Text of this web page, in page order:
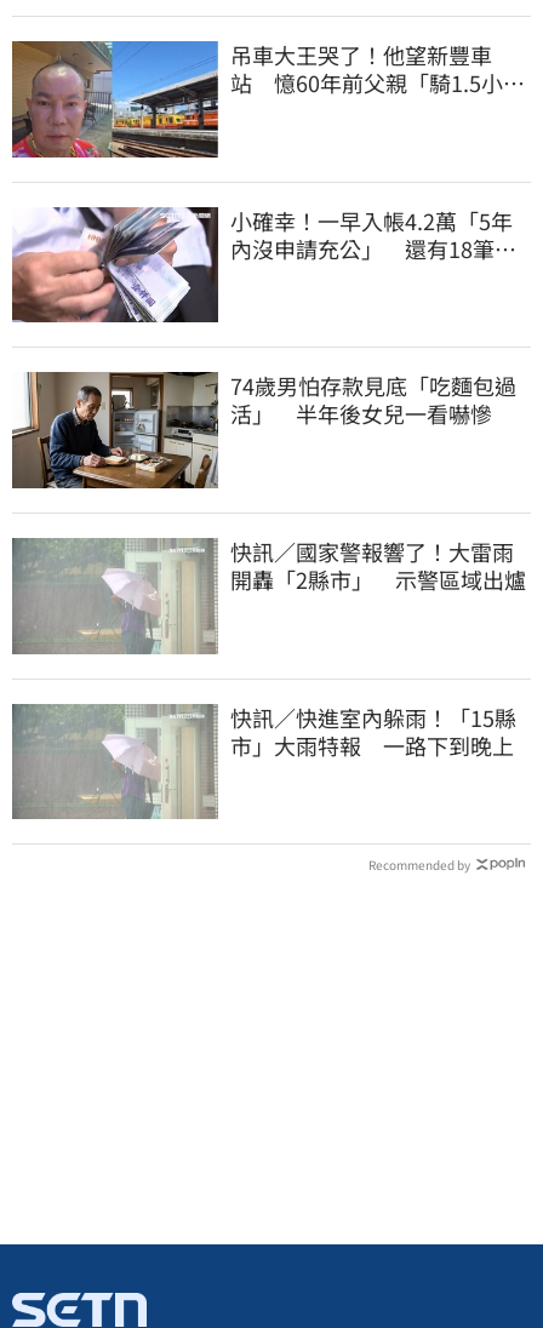
吊車大王哭了！他望新豐車
站 憶60年前父親「騎1.5小時
小確幸！一早入帳4.2萬「5年
內沒申請充公」 還有18筆錢
74歲男怕存款見底「吃麵包過
活」 半年後女兒一看嚇慘
快訊／國家警報響了！大雷雨
開轟「2縣市」 示警區域出爐
快訊／快進室內躲雨！「15縣
市」大雨特報 一路下到晚上
Recommended by